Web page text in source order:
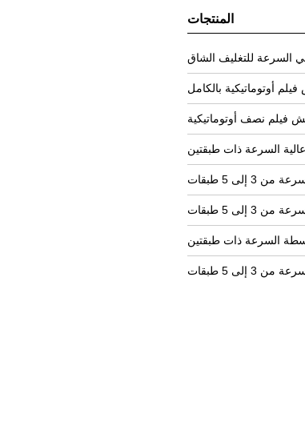
المنتجات